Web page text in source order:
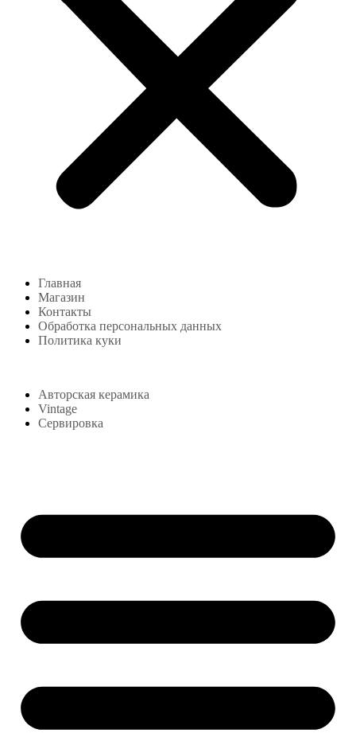
Главная
Магазин
Контакты
Обработка персональных данных
Политика куки
Авторская керамика
Vintage
Сервировка